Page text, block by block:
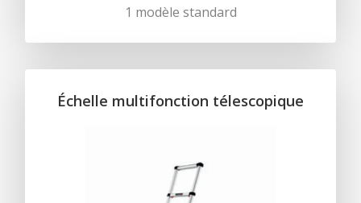
1 modèle standard
Échelle multifonction télescopique